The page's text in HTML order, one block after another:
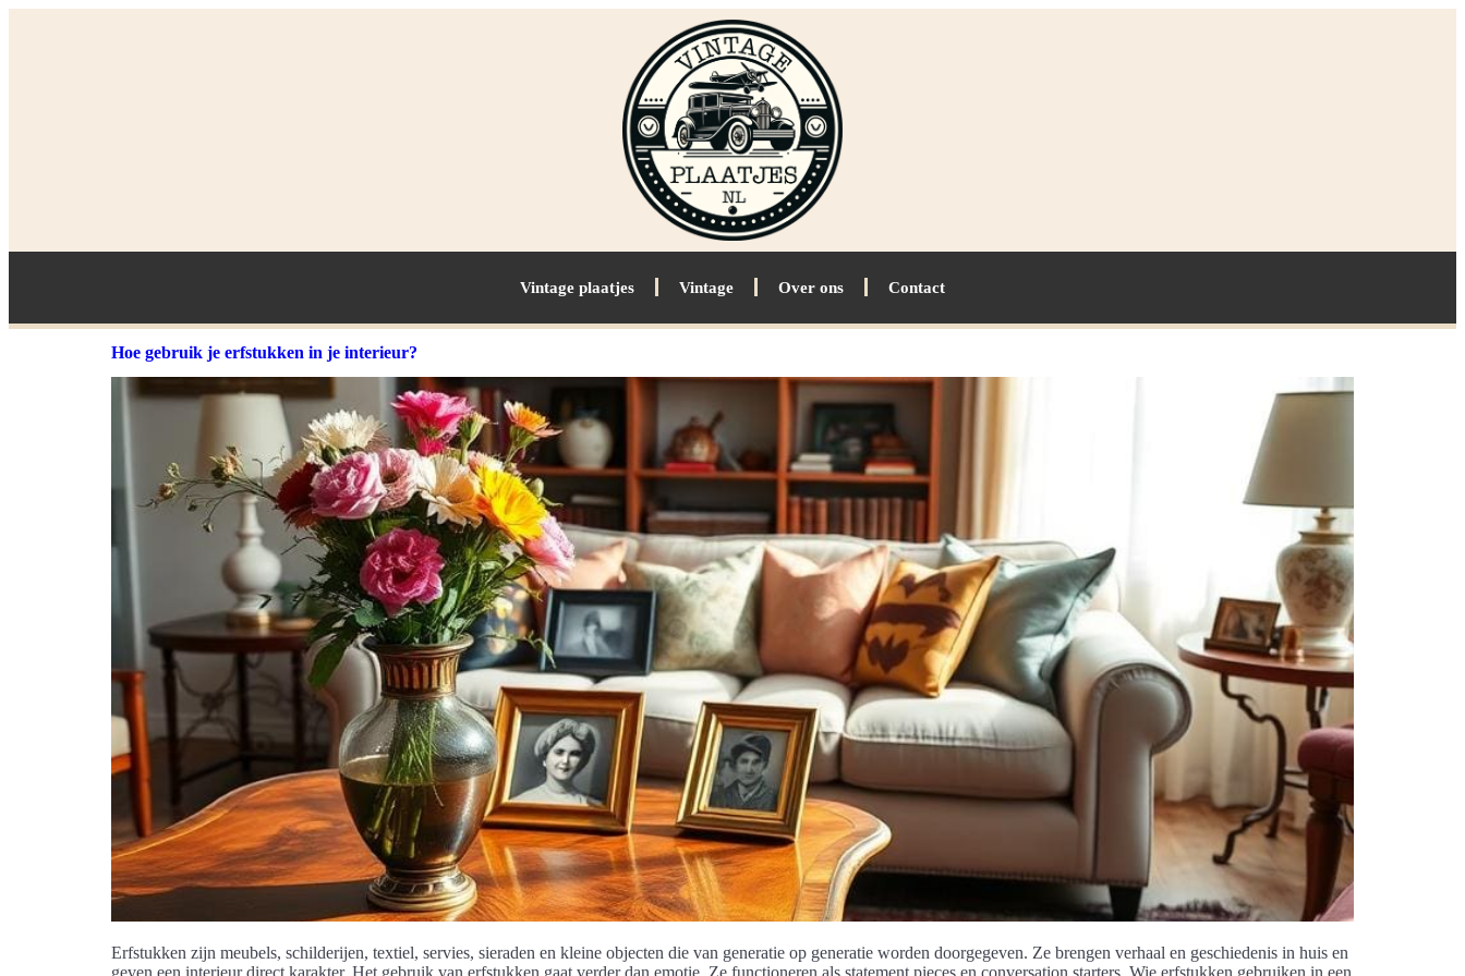
Vintage plaatjes Vintage Over ons Contact
Hoe gebruik je erfstukken in je interieur?
Erfstukken zijn meubels, schilderijen, textiel, servies, sieraden en kleine objecten die van generatie op generatie worden doorgegeven. Ze brengen verhaal en geschiedenis in huis en